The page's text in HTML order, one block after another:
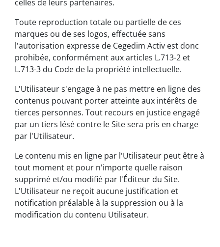
celles de leurs partenaires.
Toute reproduction totale ou partielle de ces
marques ou de ses logos, effectuée sans
l'autorisation expresse de Cegedim Activ est donc
prohibée, conformément aux articles L.713-2 et
L.713-3 du Code de la propriété intellectuelle.
L'Utilisateur s'engage à ne pas mettre en ligne des
contenus pouvant porter atteinte aux intérêts de
tierces personnes. Tout recours en justice engagé
par un tiers lésé contre le Site sera pris en charge
par l'Utilisateur.
Le contenu mis en ligne par l'Utilisateur peut être à
tout moment et pour n'importe quelle raison
supprimé et/ou modifié par l'Éditeur du Site.
L'Utilisateur ne reçoit aucune justification et
notification préalable à la suppression ou à la
modification du contenu Utilisateur.